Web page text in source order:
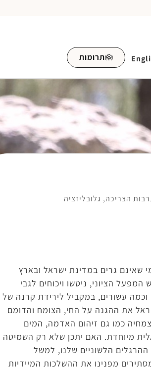
תרומות
הצריכה, גלובליזציה
שאינם גרים במדינת ישראל ובארץ
הציוני, ניטשו ויכוחים לגבי
עשורים, במקביל לירידת קרנה של
את ההגנה על החי, הצומח והדומם
כמו גם זיהום האדמה, המים
מיוחדת. האם יתכן שלא רק השמיטה
הלשוניים שלנו, למשל
מפנינו את ההשלכות המיידיות